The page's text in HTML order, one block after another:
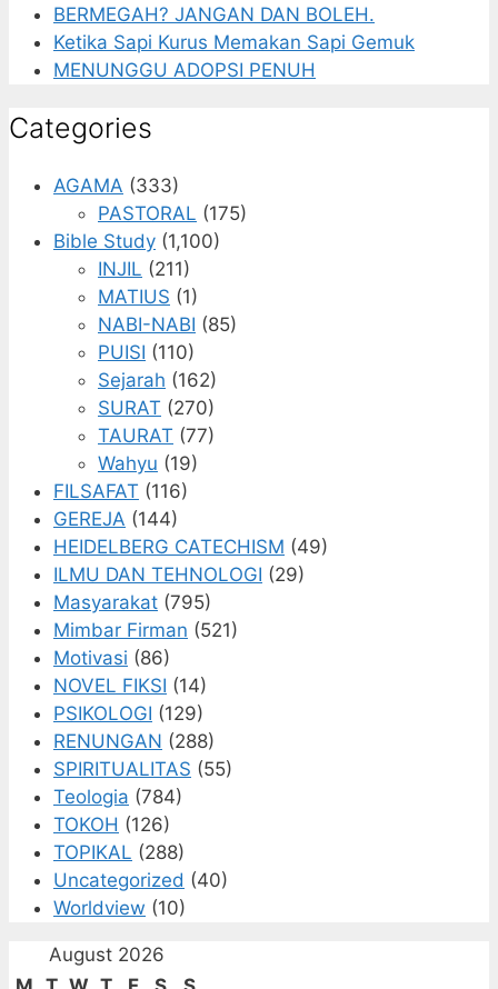
BERMEGAH? JANGAN DAN BOLEH.
Ketika Sapi Kurus Memakan Sapi Gemuk
MENUNGGU ADOPSI PENUH
Categories
AGAMA (333)
PASTORAL (175)
Bible Study (1,100)
INJIL (211)
MATIUS (1)
NABI-NABI (85)
PUISI (110)
Sejarah (162)
SURAT (270)
TAURAT (77)
Wahyu (19)
FILSAFAT (116)
GEREJA (144)
HEIDELBERG CATECHISM (49)
ILMU DAN TEHNOLOGI (29)
Masyarakat (795)
Mimbar Firman (521)
Motivasi (86)
NOVEL FIKSI (14)
PSIKOLOGI (129)
RENUNGAN (288)
SPIRITUALITAS (55)
Teologia (784)
TOKOH (126)
TOPIKAL (288)
Uncategorized (40)
Worldview (10)
August 2026